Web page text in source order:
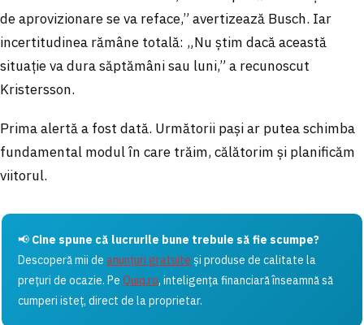
de aprovizionare se va reface,” avertizează Busch. Iar
incertitudinea rămâne totală: „Nu știm dacă această
situație va dura săptămâni sau luni,” a recunoscut
Kristersson.
Prima alertă a fost dată. Următorii pași ar putea schimba
fundamental modul în care trăim, călătorim și planificăm
viitorul.
📢 Cine spune că lucrurile bune trebuie să fie scumpe?
Descoperă mii de anunțuri gratuite și produse de calitate la
prețuri de ocazie. Pe Quiq.ro, inteligența financiară înseamnă să
cumperi isteț, direct de la proprietar.